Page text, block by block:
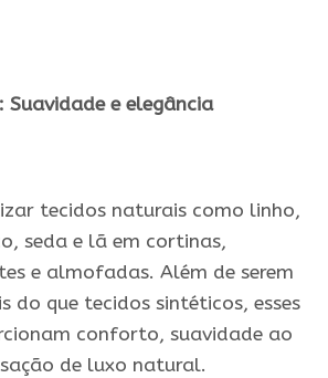
Suavidade e elegância
tecidos naturais como linho,
seda e lã em cortinas,
e almofadas. Além de serem
do que tecidos sintéticos, esses
conforto, suavidade ao
de luxo natural.